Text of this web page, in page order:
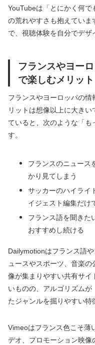
YouTubeは「とにかく何
の荒れやすさも抱えていま
で、視聴体験を自分でデザ
フランスやヨー
で楽しむメリット
フランスやヨーロッパの
リットは想像以上に大き
ていると、次のような「も
す。
フランスのニュース
かり見てしまう
サッカーのハイライ
イジェスト編集だけ
フランス語を聞きた
おすすめし続ける
Dailymotionはフランス語
ュースやスポーツ、音楽
像が集まりやすい共有サイ
いものの、アルゴリズム
たジャンルを掘りやすい特
Vimeoはフランス色こそ薄
デオ、プロモーション映